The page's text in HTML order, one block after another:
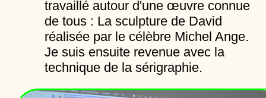
travaillé autour d'une œuvre connue
de tous : La sculpture de David
réalisée par le célèbre Michel Ange.
Je suis ensuite revenue avec la
technique de la sérigraphie.